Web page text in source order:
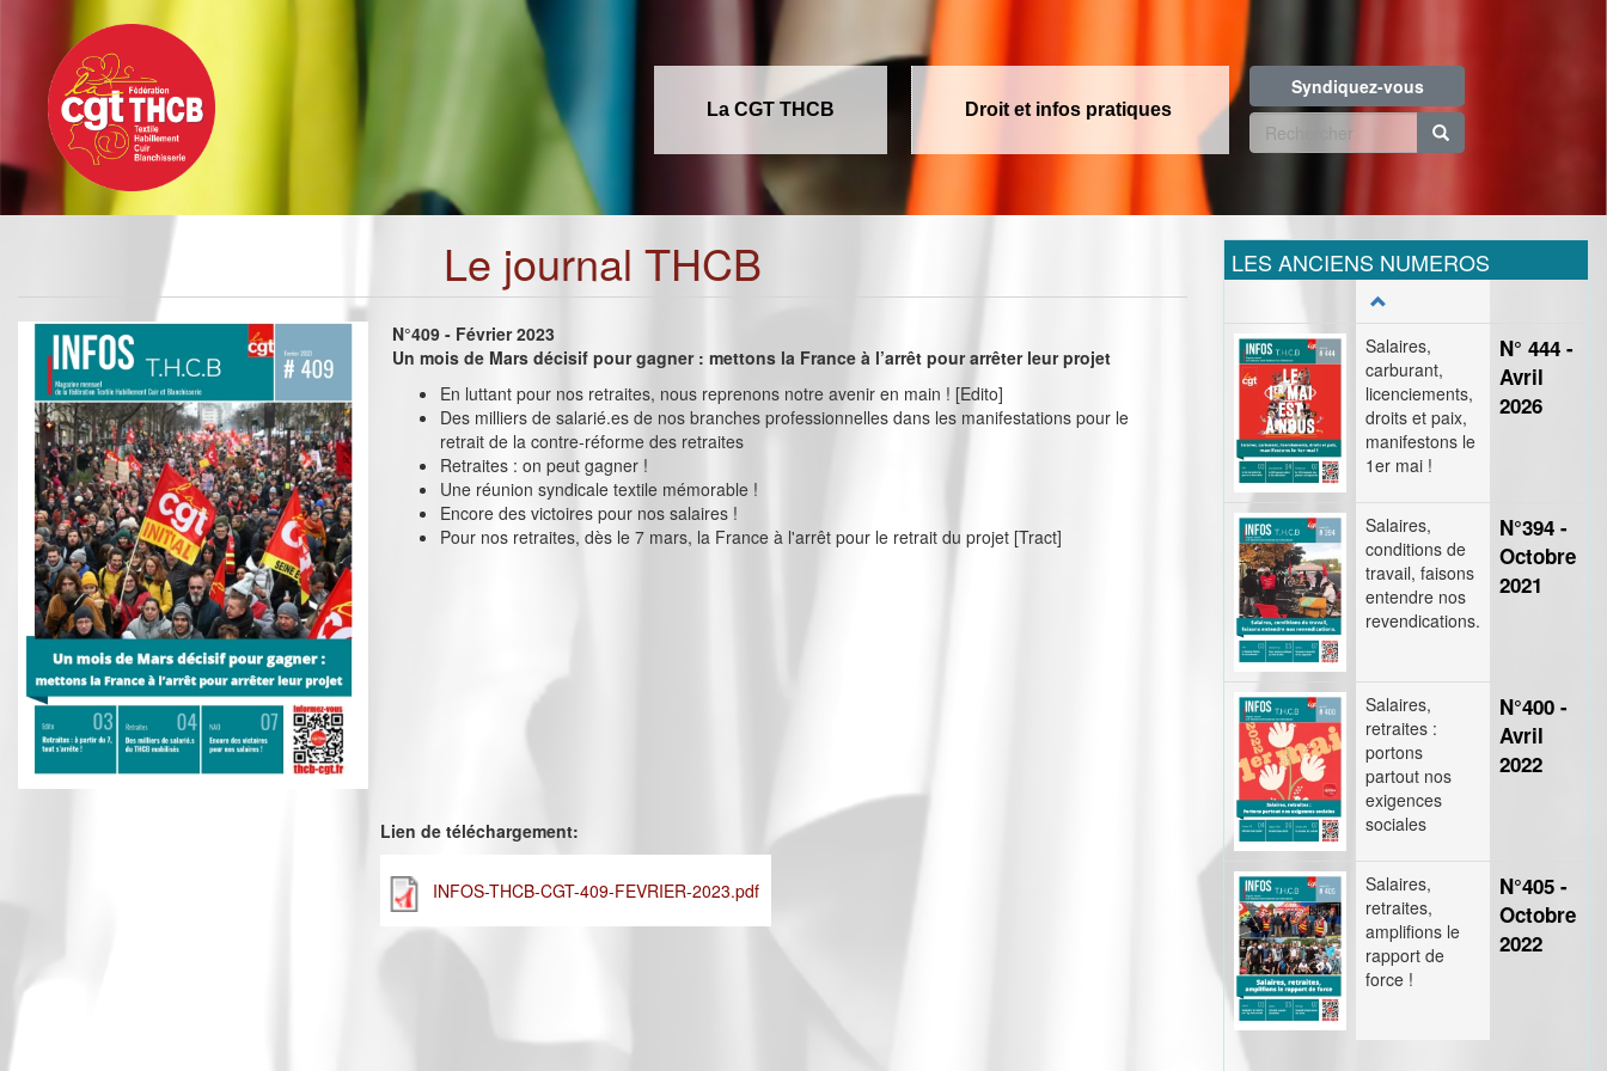
contenu
principal
La CGT THCB Droit et infos pratiques
Syndiquez-vous
Formulaire
recherche
Le journal THCB
N°409 - Février 2023
Un mois de Mars décisif pour gagner : mettons la France à l’arrêt pour arrêter leur projet
En luttant pour nos retraites, nous reprenons notre avenir en main ! [Edito]
Des milliers de salarié.es de nos branches professionnelles dans les manifestations pour le
retrait de la contre-réforme des retraites
Retraites : on peut gagner !
Une réunion syndicale textile mémorable !
Encore des victoires pour nos salaires !
Pour nos retraites, dès le 7 mars, la France à l'arrêt pour le retrait du projet [Tract]
Lien de téléchargement:
INFOS-THCB-CGT-409-FEVRIER-2023.pdf
LES ANCIENS NUMEROS
Salaires,
carburant,
licenciements,
droits et paix,
manifestons le
1er mai !
N° 444 -
Avril
2026
Salaires,
conditions de
travail, faisons
entendre nos
revendications.
N°394 -
Octobre
2021
Salaires,
retraites :
portons
partout nos
exigences
sociales
N°400 -
Avril
2022
Salaires,
retraites,
amplifions le
rapport de
force !
N°405 -
Octobre
2022